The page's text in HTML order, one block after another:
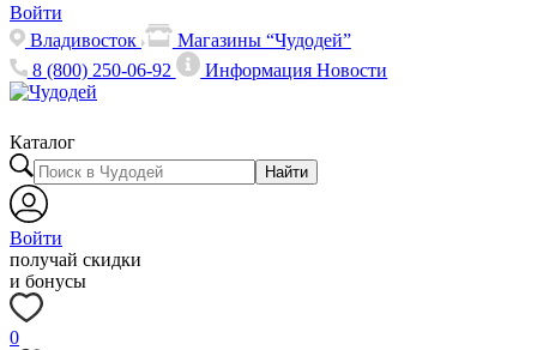
Войти
Владивосток
Магазины “Чудодей”
8 (800) 250-06-92
ИнформацияНовости
Каталог
Найти
Войти
получай скидки
и бонусы
0